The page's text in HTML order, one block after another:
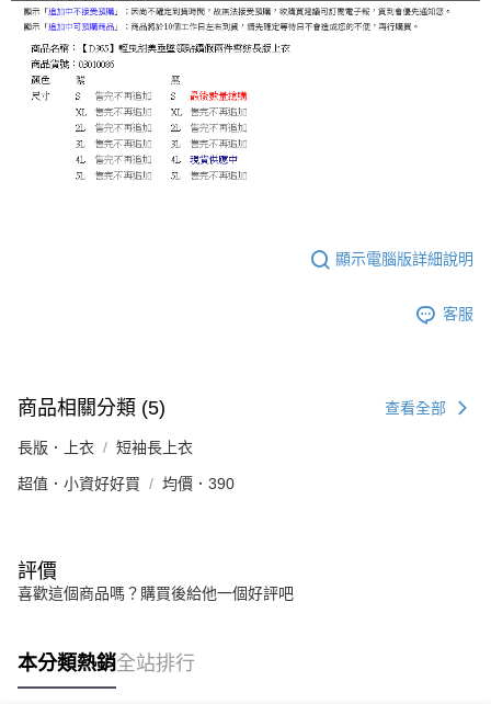
顯示電腦版詳細說明
客服
商品相關分類 (5) 查看全部
長版．上衣 短袖長上衣
超值．小資好好買 均價．390
評價
喜歡這個商品嗎？購買後給他一個好評吧
本分類熱銷全站排行